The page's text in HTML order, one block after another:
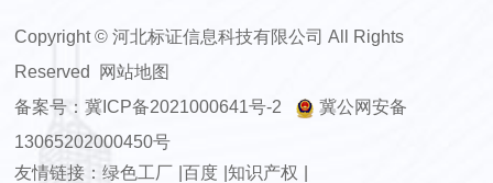
Copyright© 河北标证信息科技有限公司 All Rights
Reserved 网站地图
备案号：冀ICP备2021000641号-2
冀公网安备
13065202000450号
友情链接：绿色工厂 |百度 |知识产权